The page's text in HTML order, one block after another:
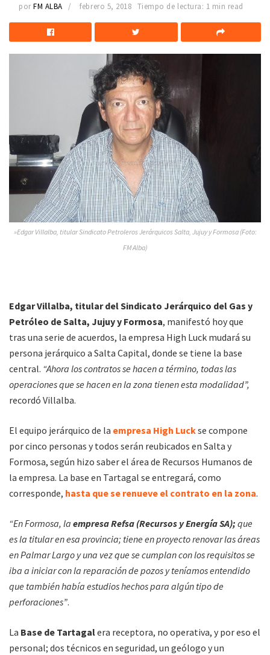
por FM ALBA febrero 5, 2018 Tiempo de lectura: 1 min read
»Edgar Villalba, titular Sindicato Petroleros Jerárquicos Salta, Jujuy y Formosa (Foto:
FM Alba)
Edgar Villalba, titular del Sindicato Jerárquico del Gas y
Petróleo de Salta, Jujuy y Formosa, manifestó hoy que
tras una serie de acuerdos, la empresa High Luck mudará su
persona jerárquico a Salta Capital, donde se tiene la base
central. “Ahora los contratos se hacen a término, todas las
operaciones que se hacen en la zona tienen esta modalidad”,
recordó Villalba.
El equipo jerárquico de la empresa High Luckse compone
por cinco personas y todos serán reubicados en Salta y
Formosa, según hizo saber el área de Recursos Humanos de
la empresa. La base en Tartagal se entregará, como
corresponde, hasta que se renueve el contrato en la zona.
“En Formosa, la empresa Refsa (Recursos y Energía SA); que
es la titular en esa provincia; tiene en proyecto renovar las áreas
en Palmar Largo y una vez que se cumplan con los requisitos se
iba a iniciar con la reparación de pozos y teníamos entendido
que también había estudios hechos para algún tipo de
perforaciones”.
La Base de Tartagalera receptora, no operativa, y por eso el
personal; dos técnicos en seguridad, un geólogo y un